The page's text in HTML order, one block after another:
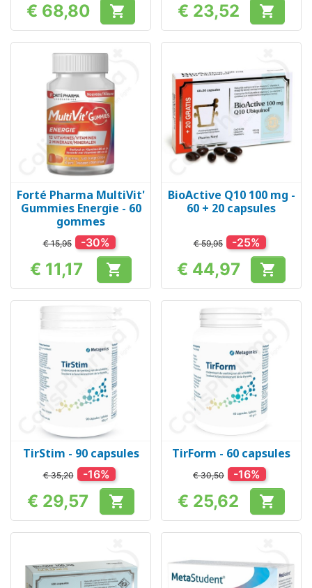
Prijs
€ 68,80  Prijs
€ 23,52 
Forté Pharma MultiVit'
Gummies Energie - 60
gommes
€ 15,95 -30%
Prijs
€ 11,17 
BioActive Q10 100 mg -
60 + 20 capsules
€ 59,95 -25%
Prijs
€ 44,97 
TirStim - 90 capsules
€ 35,20 -16%
Prijs
€ 29,57 
TirForm - 60 capsules
€ 30,50 -16%
Prijs
€ 25,62 